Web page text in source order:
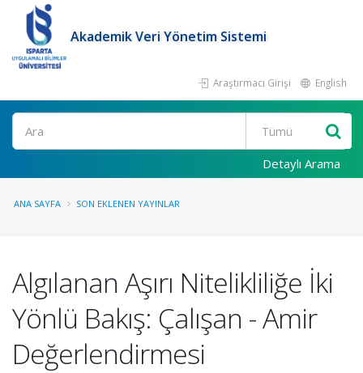
Akademik Veri Yönetim Sistemi
Araştırmacı Girişi English
Ara
Detaylı Arama
ANA SAYFA SON EKLENEN YAYINLAR
Algılanan Aşırı Nitelikliliğe İki
Yönlü Bakış: Çalışan - Amir
Değerlendirmesi